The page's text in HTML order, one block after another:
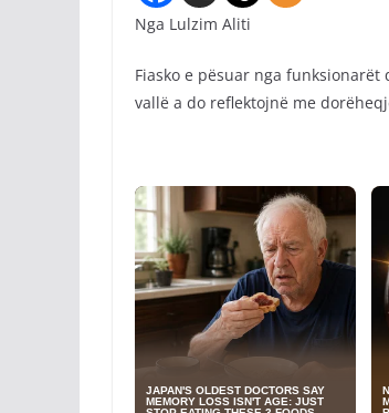
Nga Lulzim Aliti
Fiasko e pësuar nga
vallë a do reflektojnë me